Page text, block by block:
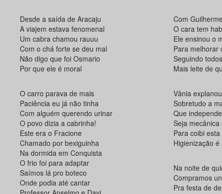
Desde a saída de Aracaju
A viajem estava fenomenal
Um cabra chamou rauuu
Com o chá forte se deu mal
Não digo que foi Osmario
Por que ele é moral
O carro parava de mais
Paciência eu já não tinha
Com alguém querendo urinar
O povo dizia a cabrinha!
Este era o Fracione
Chamado por bexiguinha
Na dormida em Conquista
O frio foi para adaptar
Saímos lá pro boteco
Onde podia até cantar
Com
O cara tem
Ele ensinou o
Para melhorar
Seguindo
Mais leite de
Vânia
Sobretudo a
Que
Seja
Para coibi
Higienização
Na noite de
Compramos
Pra festa de